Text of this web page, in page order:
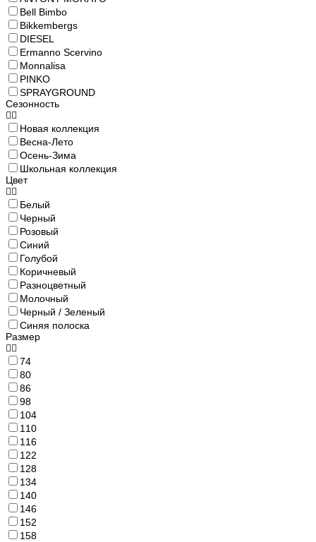
Bell Bimbo
Bikkembergs
DIESEL
Ermanno Scervino
Monnalisa
PINKO
SPRAYGROUND
Сезонность
Новая коллекция
Весна-Лето
Осень-Зима
Школьная коллекция
Цвет
Белый
Черный
Розовый
Синий
Голубой
Коричневый
Разноцветный
Молочный
Черный / Зеленый
Синяя полоска
Размер
74
80
86
98
104
110
116
122
128
134
140
146
152
158